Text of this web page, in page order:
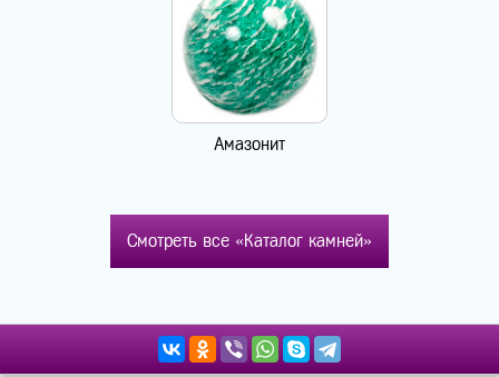
Амазонит
Смотреть все «Каталог камней»